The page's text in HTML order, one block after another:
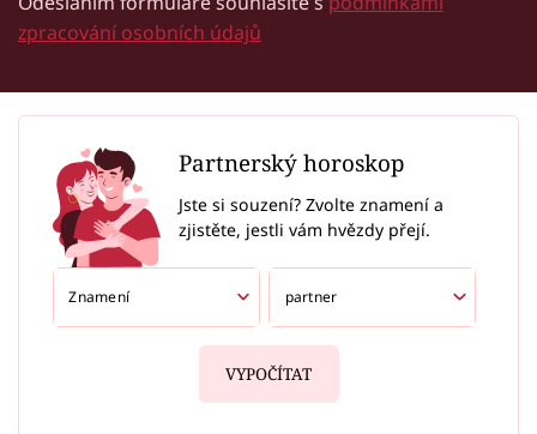
zpracování osobních údajů
Partnerský horoskop
Jste si souzení? Zvolte znamení a
zjistěte, jestli vám hvězdy přejí.
VYPOČÍTAT